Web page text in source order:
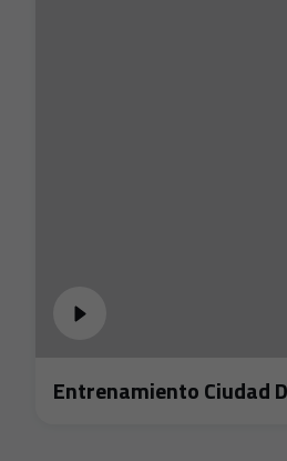
Entrenamiento Ciudad